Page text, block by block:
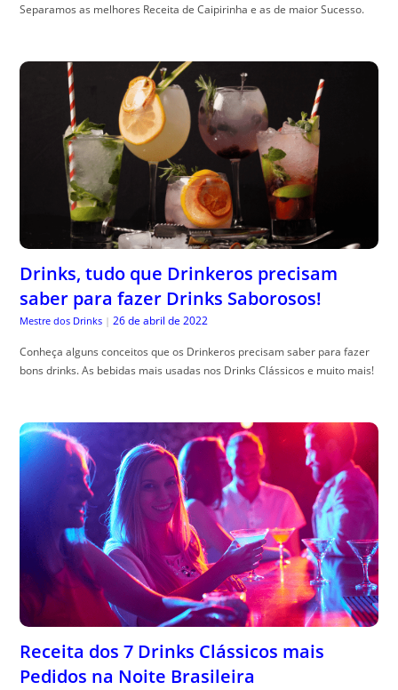
Separamos as melhores Receita de Caipirinha e as de maior Sucesso.
Drinks, tudo que Drinkeros precisam
saber para fazer Drinks Saborosos!
Mestre dos Drinks | 26 de abril de 2022
Conheça alguns conceitos que os Drinkeros precisam saber para fazer
bons drinks. As bebidas mais usadas nos Drinks Clássicos e muito mais!
Receita dos 7 Drinks Clássicos mais
Pedidos na Noite Brasileira